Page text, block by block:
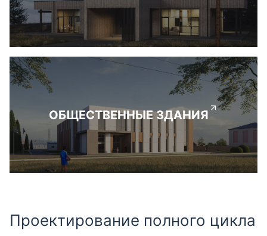
ОБЩЕСТВЕННЫЕ ЗДАНИЯ
Проектирование полного цикла